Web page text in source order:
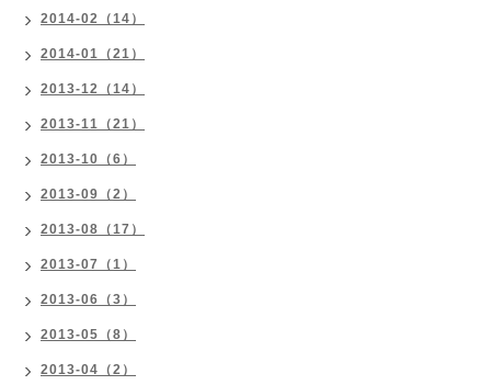
2014-02（14）
2014-01（21）
2013-12（14）
2013-11（21）
2013-10（6）
2013-09（2）
2013-08（17）
2013-07（1）
2013-06（3）
2013-05（8）
2013-04（2）